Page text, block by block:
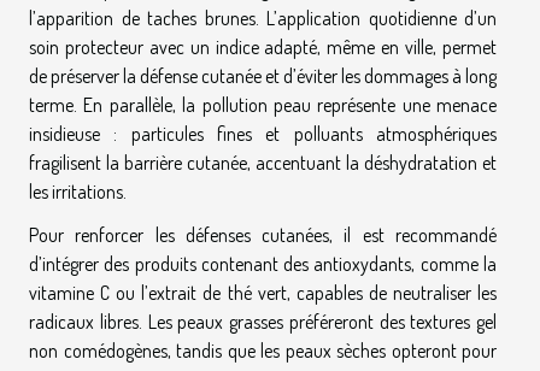
l’apparition de taches brunes. L’application quotidienne d’un
soin protecteur avec un indice adapté, même en ville, permet
de préserver la défense cutanée et d’éviter les dommages à long
terme. En parallèle, la pollution peau représente une menace
insidieuse : particules fines et polluants atmosphériques
fragilisent la barrière cutanée, accentuant la déshydratation et
les irritations.
Pour renforcer les défenses cutanées, il est recommandé
d’intégrer des produits contenant des antioxydants, comme la
vitamine C ou l’extrait de thé vert, capables de neutraliser les
radicaux libres. Les peaux grasses préféreront des textures gel
non comédogènes, tandis que les peaux sèches opteront pour